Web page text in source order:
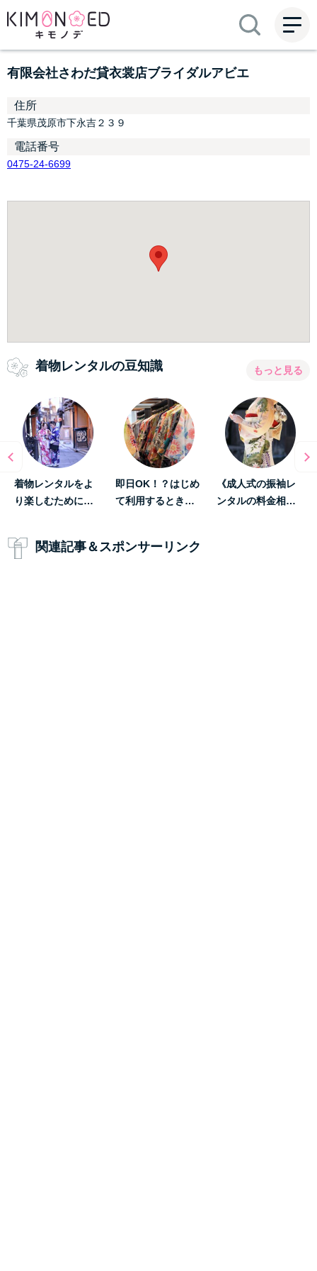
ME
NU
有限会社さわだ貸衣裳店ブライダルアビエ
住所
千葉県茂原市下永吉２３９
電話番号
0475-24-6699
着物レンタルの豆知識 もっと見る
着物レンタルをよ
り楽しむために…
即日OK！？はじめ
て利用するとき…
《成人式の振袖レ
ンタルの料金相…
関連記事＆スポンサーリンク